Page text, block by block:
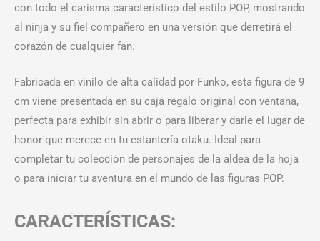
con todo el carisma característico del estilo POP, mostrando
al ninja y su fiel compañero en una versión que derretirá el
corazón de cualquier fan.
Fabricada en vinilo de alta calidad por Funko, esta figura de 9
cm viene presentada en su caja regalo original con ventana,
perfecta para exhibir sin abrir o para liberar y darle el lugar de
honor que merece en tu estantería otaku. Ideal para
completar tu colección de personajes de la aldea de la hoja
o para iniciar tu aventura en el mundo de las figuras POP.
CARACTERÍSTICAS: